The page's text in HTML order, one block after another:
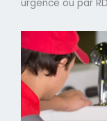
urgence ou par